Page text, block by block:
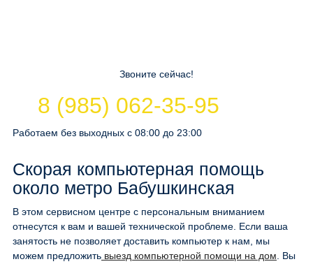
Звоните сейчас!
8 (985) 062-35-95
Работаем без выходных с 08:00 до 23:00
Скорая компьютерная помощь
около метро Бабушкинская
В этом сервисном центре с персональным вниманием
отнесутся к вам и вашей технической проблеме. Если ваша
занятость не позволяет доставить компьютер к нам, мы
можем предложить выезд компьютерной помощи на дом . Вы